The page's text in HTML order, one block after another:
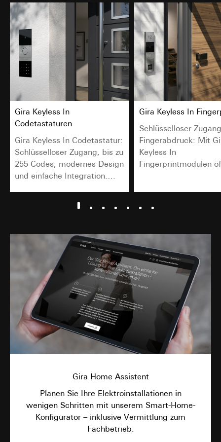
Gira Keyless In
Codetastaturen
Gira Keyless In Codetastatur:
Schlüsselloser Zugang, bis zu
255 Codes, modernes Design
und einfache Integration.
Gira Keyless In
Schlüsselloser
Fingerabdruck: Mit
Keyless In
Fingerprintmodulen
Gira Home Assistent
Planen Sie Ihre Elektroinstallationen in
wenigen Schritten mit unserem Smart-Home-
Konfigurator – inklusive Vermittlung zum
Fachbetrieb.
Cookie-Informationen (z. B. ID des Nutzers,
getestete Varianten, Testergebnisse).
Rechtsgrundlage und ggf. verfolgte berechtigte
Interessen:
Art. 6 Abs. 1 lit. a DSGVO: Einwilligung des
Nutzers
Art. 6 Abs. 1 lit. f DSGVO: Berechtigtes
Interesse des Verantwortlichen an der
Optimierung der Website und der
Bereitstellung einer verbesserten
Nutzererfahrung
Verfolgte berechtigte Interessen:
Verbesserung der Funktionalität und
Benutzerfreundlichkeit der Website;
Sicherstellung eines personalisierten und
nutzerorientierten Online-Erlebnisses;
Effiziente Durchführung von Tests zur
Externe Dienstleister für A/B-Testing, die als
Auftragsverarbeiter gemäß Art. 28 DSGVO
tätig werden
Drittlandübermittlung: keine
Lebensdauer des Cookies: 30 und 90 Tage,
längstens jedoch bis zu 1 Jahr
spätestens nach 13 Monaten gelöscht oder wenn Sie
Ihre Einwilligung widerrufen; das Cookie hat eine
Funktionsdauer von 13 Monaten